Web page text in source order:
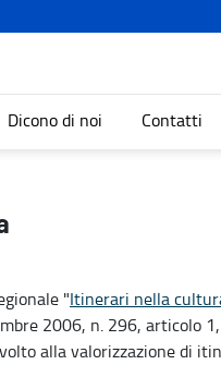
Dicono di noi Contatti
"Itinerari nella
2006, n. 296, articolo
alla valorizzazione di